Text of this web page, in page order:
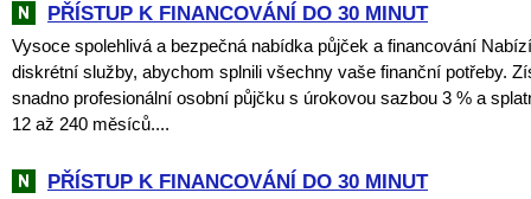
PŘÍSTUP K FINANCOVÁNÍ DO 30 MINUT
Vysoce spolehlivá a bezpečná nabídka půjček a financování
diskrétní služby, abychom splnili všechny vaše finanční potřeby.
snadno profesionální osobní půjčku s úrokovou sazbou 3 % a
12 až 240 měsíců....
PŘÍSTUP K FINANCOVÁNÍ DO 30 MINUT